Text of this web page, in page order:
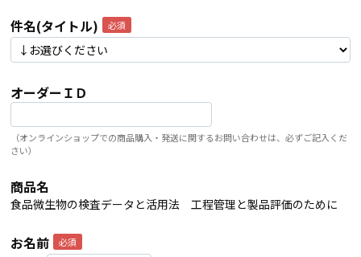
件名(タイトル)
オーダーＩＤ
（オンラインショップでの商品購入・発送に関するお問い合わせは、必ずご記入くだ
さい）
商品名
食品微生物の検査データと活用法 工程管理と製品評価のために
お名前